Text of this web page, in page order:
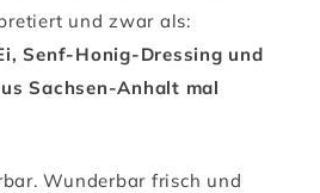
und zwar als:
Senf-Honig-Dressing und
Sachsen-Anhalt mal
Wunderbar frisch und